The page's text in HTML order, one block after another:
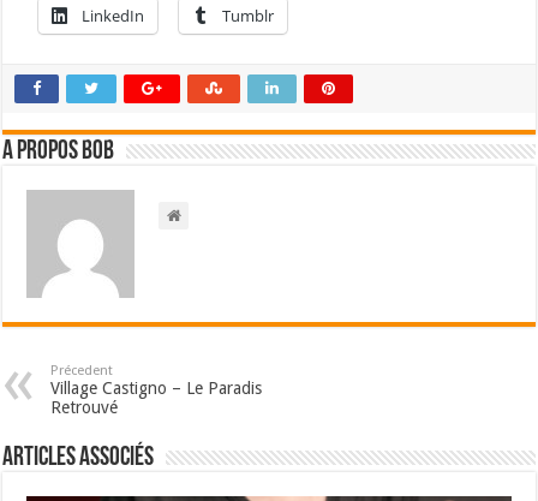
LinkedIn Tumblr
A propos bOb
Précedent
Village Castigno – Le Paradis
Retrouvé
Articles associés